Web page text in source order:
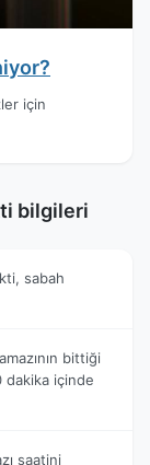
için
bilgileri
sabah
bittiği
içinde
saatini